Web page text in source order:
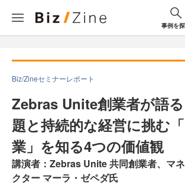
事例を
Biz/Zineセミナーレポート
Zebras Unite創業者が語
題と持続的な経営に挑む
業」を知る4つの価値観
講演者：Zebras Unite 共同創業者、マ
クター マーラ・ゼペダ氏